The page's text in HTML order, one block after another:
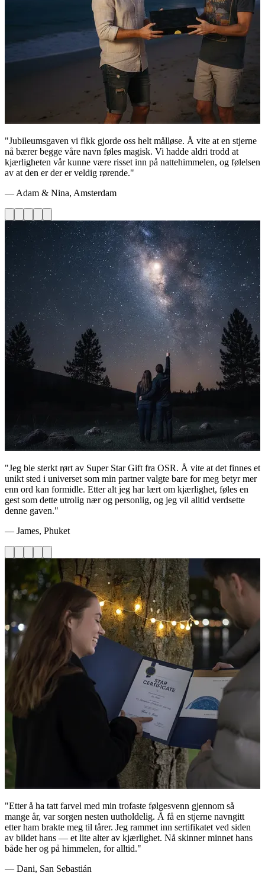
"Jubileumsgaven vi fikk gjorde oss helt målløse. Å vite at en stjerne
nå bærer begge våre navn føles magisk. Vi hadde aldri trodd at
kjærligheten vår kunne være risset inn på nattehimmelen, og følelsen
av at den er der er veldig rørende."
— Adam & Nina, Amsterdam
"Jeg ble sterkt rørt av Super Star Gift fra OSR. Å vite at det finnes et
unikt sted i universet som min partner valgte bare for meg betyr mer
enn ord kan formidle. Etter alt jeg har lært om kjærlighet, føles en
gest som dette utrolig nær og personlig, og jeg vil alltid verdsette
denne gaven."
— James, Phuket
"Etter å ha tatt farvel med min trofaste følgesvenn gjennom så
mange år, var sorgen nesten uutholdelig. Å få en stjerne navngitt
etter ham brakte meg til tårer. Jeg rammet inn sertifikatet ved siden
av bildet hans — et lite alter av kjærlighet. Nå skinner minnet hans
både her og på himmelen, for alltid."
— Dani, San Sebastián